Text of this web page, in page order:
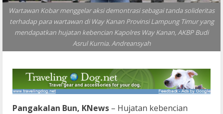
Wartawan Kobar menggelar aksi demontrasi sebagai tanda solideritas
terhadap para wartawan di Way Kanan Provinsi Lampung Timur yang
mendapatkan hujatan kebencian Kapolres Way Kanan, AKBP Budi
Asrul Kurnia. Andreansyah
Pangakalan Bun, KNews – Hujatan kebencian